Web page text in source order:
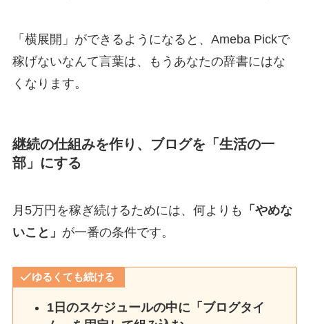
「横展開」ができるようになると、Ameba Pickで
稼げないなんて言葉は、もうあなたの辞書にはな
くなります。
継続の仕組みを作り、ブログを「生活の一
部」にする
月5万円を稼ぎ続けるためには、何よりも
「やめな
いこと」 が一番の条件です。
ゆるくても続ける
1日のスケジュールの中に「ブログタイ